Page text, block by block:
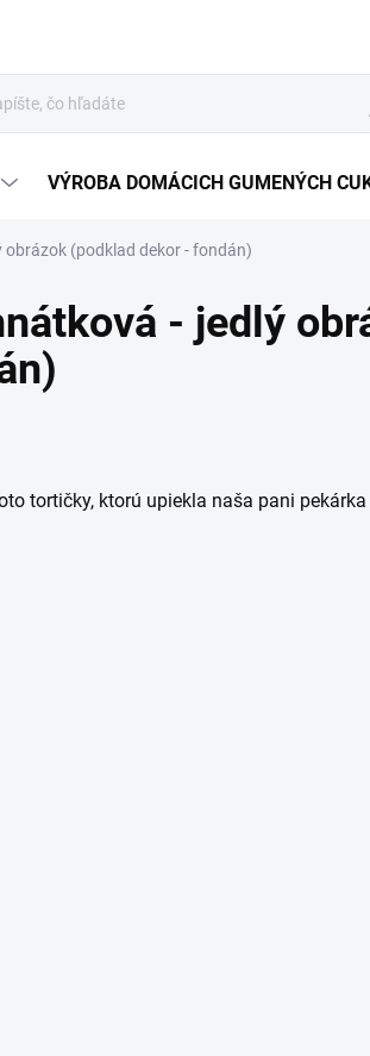
VÝROBA DOMÁCICH GUMENÝCH
obrázok (podklad dekor - fondán)
- jedlý
tortičky, ktorú upiekla naša pani